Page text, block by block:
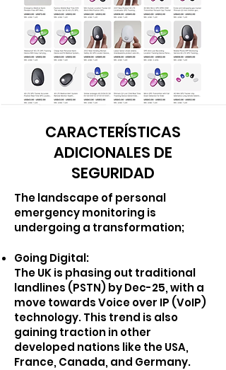
CARACTERÍSTICAS
ADICIONALES DE
SEGURIDAD
The landscape of personal
emergency monitoring is
undergoing a transformation;
Going Digital:
The UK is phasing out traditional
landlines (PSTN) by Dec-25, with a
move towards Voice over IP (VoIP)
technology. This trend is also
gaining traction in other
developed nations like the USA,
France, Canada, and Germany.